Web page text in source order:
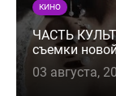
КИНО
ЧАСТЬ
съемки
03 августа,